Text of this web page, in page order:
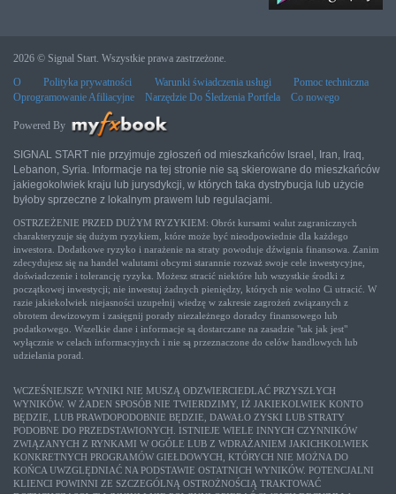
2026 © Signal Start. Wszystkie prawa zastrzeżone.
O
Polityka prywatności Warunki świadczenia usługi
Pomoc techniczna
Oprogramowanie Afiliacyjne
Narzędzie Do Śledzenia Portfela Co nowego
Powered By
SIGNAL START nie przyjmuje zgłoszeń od mieszkańców Israel, Iran, Iraq,
Lebanon, Syria. Informacje na tej stronie nie są skierowane do mieszkańców
jakiegokolwiek kraju lub jurysdykcji, w których taka dystrybucja lub użycie
byłoby sprzeczne z lokalnym prawem lub regulacjami.
OSTRZEŻENIE PRZED DUŻYM RYZYKIEM: Obrót kursami walut zagranicznych
charakteryzuje się dużym ryzykiem, które może być nieodpowiednie dla każdego
inwestora. Dodatkowe ryzyko i narażenie na straty powoduje dźwignia finansowa. Zanim
zdecydujesz się na handel walutami obcymi starannie rozważ swoje cele inwestycyjne,
doświadczenie i tolerancję ryzyka. Możesz stracić niektóre lub wszystkie środki z
początkowej inwestycji; nie inwestuj żadnych pieniędzy, których nie wolno Ci utracić. W
razie jakiekolwiek niejasności uzupełnij wiedzę w zakresie zagrożeń związanych z
obrotem dewizowym i zasięgnij porady niezależnego doradcy finansowego lub
podatkowego. Wszelkie dane i informacje są dostarczane na zasadzie "tak jak jest"
wyłącznie w celach informacyjnych i nie są przeznaczone do celów handlowych lub
udzielania porad.
WCZEŚNIEJSZE WYNIKI NIE MUSZĄ ODZWIERCIEDLAĆ PRZYSZŁYCH
WYNIKÓW. W ŻADEN SPOSÓB NIE TWIERDZIMY, IŻ JAKIEKOLWIEK KONTO
BĘDZIE, LUB PRAWDOPODOBNIE BĘDZIE, DAWAŁO ZYSKI LUB STRATY
PODOBNE DO PRZEDSTAWIONYCH. ISTNIEJE WIELE INNYCH CZYNNIKÓW
ZWIĄZANYCH Z RYNKAMI W OGÓLE LUB Z WDRAŻANIEM JAKICHKOLWIEK
KONKRETNYCH PROGRAMÓW GIEŁDOWYCH, KTÓRYCH NIE MOŻNA DO
KOŃCA UWZGLĘDNIAĆ NA PODSTAWIE OSTATNICH WYNIKÓW. POTENCJALNI
KLIENCI POWINNI ZE SZCZEGÓLNĄ OSTROŻNOŚCIĄ TRAKTOWAĆ